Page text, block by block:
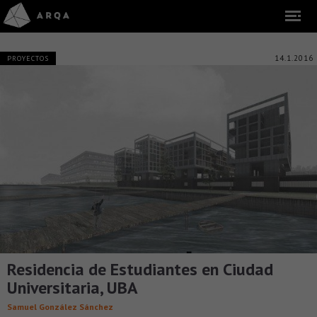
PROYECTOS 14.1.2016
Residencia de Estudiantes en Ciudad
Universitaria, UBA
Samuel González Sánchez